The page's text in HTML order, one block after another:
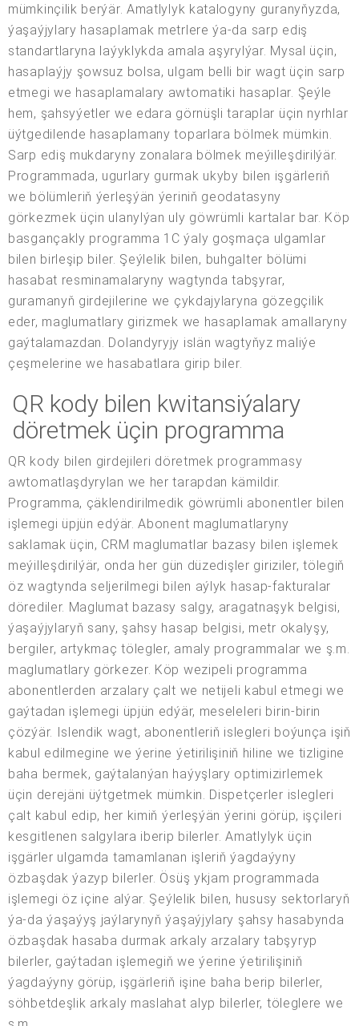
mümkinçilik berýär. Amatlylyk katalogyny guranyňyzda,
ýaşaýjylary hasaplamak metrlere ýa-da sarp ediş
standartlaryna laýyklykda amala aşyrylýar. Mysal üçin,
hasaplaýjy şowsuz bolsa, ulgam belli bir wagt üçin sarp
etmegi we hasaplamalary awtomatiki hasaplar. Şeýle
hem, şahsyýetler we edara görnüşli taraplar üçin nyrhlar
üýtgedilende hasaplamany toparlara bölmek mümkin.
Sarp ediş mukdaryny zonalara bölmek meýilleşdirilýär.
Programmada, ugurlary gurmak ukyby bilen işgärleriň
we bölümleriň ýerleşýän ýeriniň geodatasyny
görkezmek üçin ulanylýan uly göwrümli kartalar bar. Köp
basgançakly programma 1C ýaly goşmaça ulgamlar
bilen birleşip biler. Şeýlelik bilen, buhgalter bölümi
hasabat resminamalaryny wagtynda tabşyrar,
guramanyň girdejilerine we çykdajylaryna gözegçilik
eder, maglumatlary girizmek we hasaplamak amallaryny
gaýtalamazdan. Dolandyryjy islän wagtyňyz maliýe
çeşmelerine we hasabatlara girip biler.
QR kody bilen kwitansiýalary
döretmek üçin programma
QR kody bilen girdejileri döretmek programmasy
awtomatlaşdyrylan we her tarapdan kämildir.
Programma, çäklendirilmedik göwrümli abonentler bilen
işlemegi üpjün edýär. Abonent maglumatlaryny
saklamak üçin, CRM maglumatlar bazasy bilen işlemek
meýilleşdirilýär, onda her gün düzedişler giriziler, tölegiň
öz wagtynda seljerilmegi bilen aýlyk hasap-fakturalar
dörediler. Maglumat bazasy salgy, aragatnaşyk belgisi,
ýaşaýjylaryň sany, şahsy hasap belgisi, metr okalyşy,
bergiler, artykmaç tölegler, amaly programmalar we ş.m.
maglumatlary görkezer. Köp wezipeli programma
abonentlerden arzalary çalt we netijeli kabul etmegi we
gaýtadan işlemegi üpjün edýär, meseleleri birin-birin
çözýär. Islendik wagt, abonentleriň islegleri boýunça işiň
kabul edilmegine we ýerine ýetirilişiniň hiline we tizligine
baha bermek, gaýtalanýan haýyşlary optimizirlemek
üçin derejäni üýtgetmek mümkin. Dispetçerler islegleri
çalt kabul edip, her kimiň ýerleşýän ýerini görüp, işçileri
kesgitlenen salgylara iberip bilerler. Amatlylyk üçin
işgärler ulgamda tamamlanan işleriň ýagdaýyny
özbaşdak ýazyp bilerler. Ösüş ykjam programmada
işlemegi öz içine alýar. Şeýlelik bilen, hususy sektorlaryň
ýa-da ýaşaýyş jaýlarynyň ýaşaýjylary şahsy hasabynda
özbaşdak hasaba durmak arkaly arzalary tabşyryp
bilerler, gaýtadan işlemegiň we ýerine ýetirilişiniň
ýagdaýyny görüp, işgärleriň işine baha berip bilerler,
söhbetdeşlik arkaly maslahat alyp bilerler, töleglere we